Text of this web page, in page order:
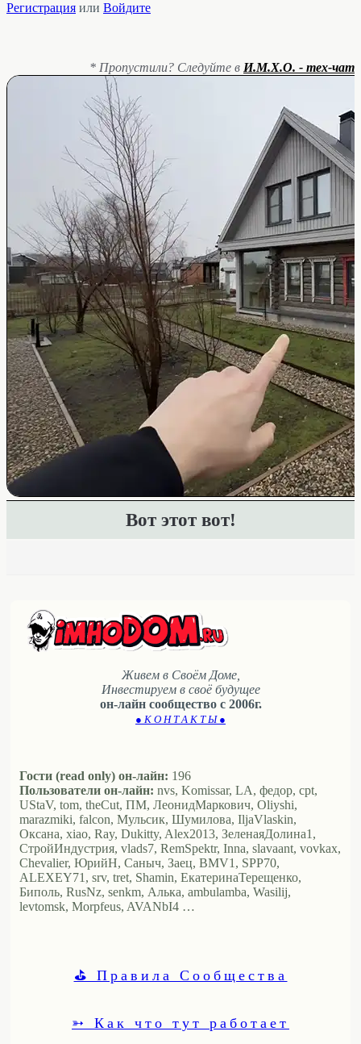
Регистрация или Войдите
* Пропустили? Следуйте в И.М.Х.О. - тех-чат
Вот этот вот!
Живем в Своём Доме,
Инвестируем в своё будущее
он-лайн сообщество с 2006г.
● К О Н Т А К Т Ы ●
Гости (read only) он-лайн: 196
Пользователи он-лайн: nvs, Komissar, LA, федор, cpt,
UStaV, tom, theCut, ПМ, ЛеонидМаркович, Oliyshi,
marazmiki, falcon, Мульсик, Шумилова, IljaVlaskin,
Оксана, xiao, Ray, Dukitty, Alex2013, ЗеленаяДолина1,
СтройИндустрия, vlads7, RemSpektr, Inna, slavaant, vovkax,
Chevalier, ЮрийН, Саныч, Заец, BMV1, SPP70,
ALEXEY71, srv, tret, Shamin, ЕкатеринаТерещенко,
Биполь, RusNz, senkm, Алька, ambulamba, Wasilij,
levtomsk, Morpfeus, AVANbI4 …
⛳ Правила Сообщества
➳ Как что тут работает